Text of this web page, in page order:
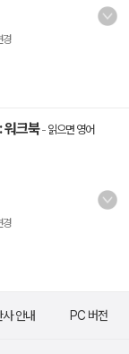
경
워크북- 읽으면 영어
경
사 안내 PC 버전